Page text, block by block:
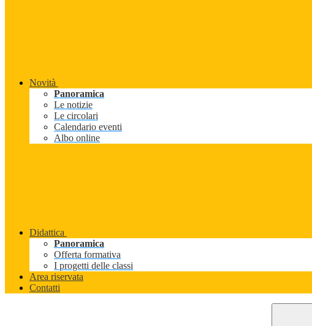
Novità
Panoramica
Le notizie
Le circolari
Calendario eventi
Albo online
Didattica
Panoramica
Offerta formativa
I progetti delle classi
Area riservata
Contatti